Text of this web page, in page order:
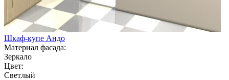
Шкаф-купе Андо
Материал фасада:
Зеркало
Цвет:
Светлый